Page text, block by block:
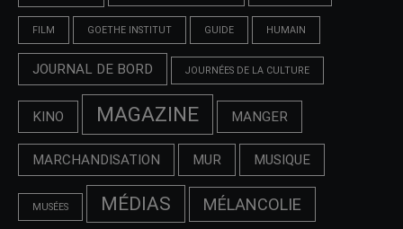
FILM GOETHE INSTITUT GUIDE HUMAIN
JOURNAL DE BORD JOURNÉES DE LA CULTURE
KINO MAGAZINE MANGER
MARCHANDISATION MUR MUSIQUE
MUSÉES MÉDIAS MÉLANCOLIE